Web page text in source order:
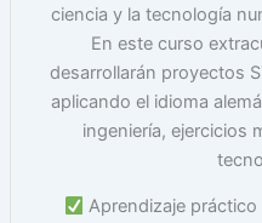
ciencia y la tecnología
En este curso
desarrollarán proyectos
aplicando el idioma
ingeniería, ejercicios
Aprendizaje